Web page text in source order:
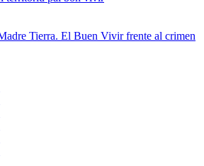
Tierra. El Buen Vivir frente al crimen